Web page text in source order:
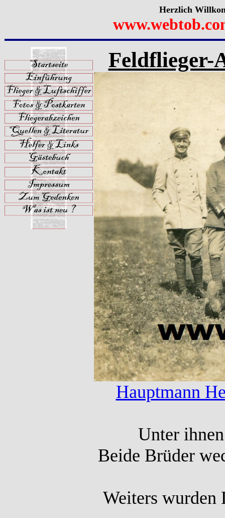
Herzlich
Feldflieger-
Hauptmann
Unter
Beide Brüder
Weiters wurden